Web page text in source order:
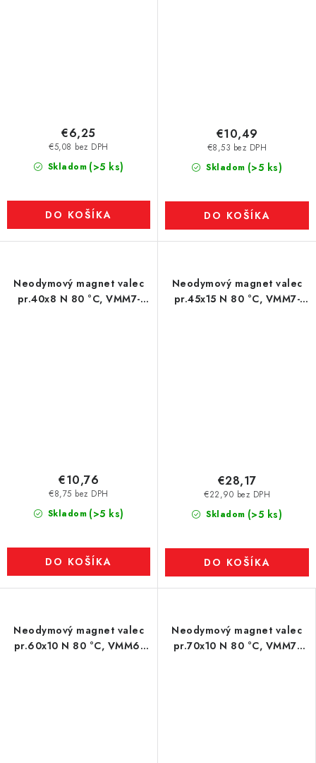
Skladom (>5 ks)
€5,08 bez DPH
€6,25
DO KOŠÍKA
Skladom (>5 ks)
€8,53 bez DPH
€10,49
DO KOŠÍKA
Neodymový magnet valec
pr.40x8 N 80 °C, VMM7-
Skladom (>5 ks)
€8,75 bez DPH
€10,76
DO KOŠÍKA
Neodymový magnet valec
pr.45x15 N 80 °C, VMM7-
Skladom (>5 ks)
€22,90 bez DPH
€28,17
DO KOŠÍKA
Neodymový magnet valec
pr.60x10 N 80 °C, VMM6-
Neodymový magnet valec
pr.70x10 N 80 °C, VMM7-